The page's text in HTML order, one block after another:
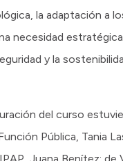
la adaptación a
necesidad
y la
del curso
Pública, Tania
Juana Benítez; de